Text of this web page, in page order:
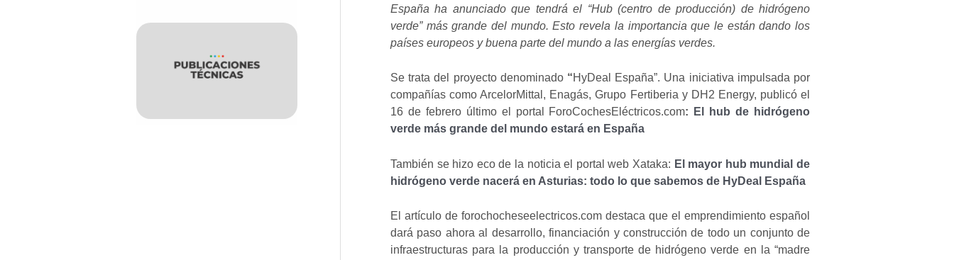
España ha anunciado que tendrá el “Hub (centro de producción) de hidrógeno
verde” más grande del mundo. Esto revela la importancia que le están dando los
países europeos y buena parte del mundo a las energías verdes.
Se trata del proyecto denominado “HyDeal España”. Una iniciativa impulsada por
compañías como ArcelorMittal, Enagás, Grupo Fertiberia y DH2 Energy, publicó el
16 de febrero último el portal ForoCochesEléctricos.com:
El hub de hidrógeno
verde más grande del mundo estará en España
También se hizo eco de la noticia el portal web Xataka: El mayor hub mundial de
hidrógeno verde nacerá en Asturias: todo lo que sabemos de HyDeal España
El artículo de forochocheseelectricos.com destaca que el emprendimiento español
dará paso ahora al desarrollo, financiación y construcción de todo un conjunto de
infraestructuras para la producción y transporte de hidrógeno verde en la “madre